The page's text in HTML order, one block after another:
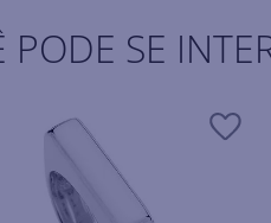
PODE SE